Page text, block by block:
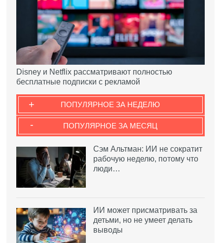
Disney и Netflix рассматривают полностью
бесплатные подписки с рекламой
ПОПУЛЯРНОЕ ЗА НЕДЕЛЮ
+
ПОПУЛЯРНОЕ ЗА МЕСЯЦ
-
Сэм Альтман: ИИ не сократит
рабочую неделю, потому что
люди…
ИИ может присматривать за
детьми, но не умеет делать
выводы